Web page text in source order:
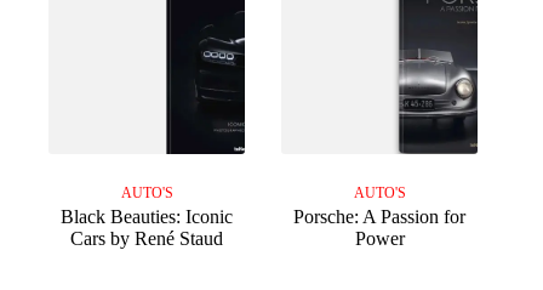
AUTO'S
Black Beauties: Iconic
Cars by René Staud
AUTO'S
Porsche: A Passion for
Power